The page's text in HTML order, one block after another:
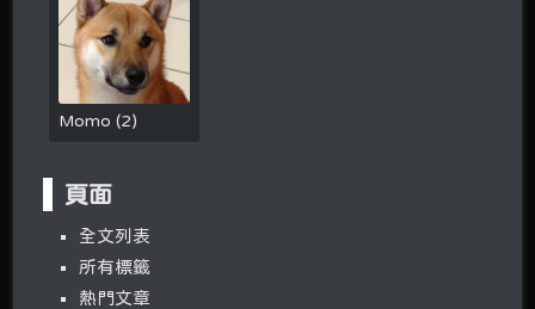
Momo(2)
頁面
全文列表
所有標籤
熱門文章